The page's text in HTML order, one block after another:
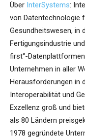
Über InterSystems:
von Datentechnologie
Gesundheitswesen, in
Fertigungsindustrie
first“-
Unternehmen in aller
Herausforderungen in
Interoperabilität und
Exzellenz groß und
als 80 Ländern
1978 gegründete